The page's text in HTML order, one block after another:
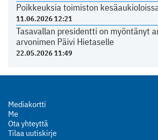
Poikkeuksia toimiston
11.06.2026 12:21
Tasavallan presidentti on myöntänyt
arvonimen Päivi Hietaselle
22.05.2026 11:49
Mediakortti
Me
Ota yhteyttä
Tilaa uutiskirje